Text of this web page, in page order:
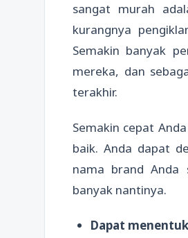
sangat murah
kurangnya
Semakin banyak
mereka, dan
terakhir.
Semakin cepat
baik. Anda dapat
nama brand Anda
banyak nantinya.
Dapat